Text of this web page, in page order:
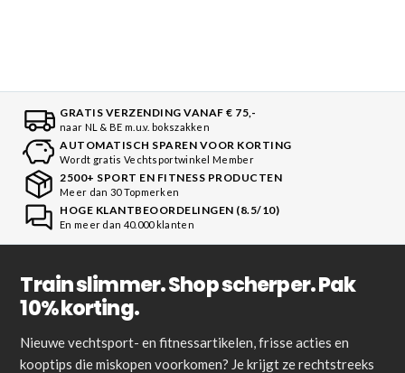
GRATIS VERZENDING VANAF € 75,-
naar NL & BE m.u.v. bokszakken
AUTOMATISCH SPAREN VOOR KORTING
Wordt gratis Vechtsportwinkel Member
2500+ SPORT EN FITNESS PRODUCTEN
Meer dan 30 Topmerken
HOGE KLANTBEOORDELINGEN (8.5/10)
En meer dan 40.000 klanten
Train slimmer. Shop scherper. Pak
10% korting.
Nieuwe vechtsport- en fitnessartikelen, frisse acties en
kooptips die miskopen voorkomen? Je krijgt ze rechtstreeks